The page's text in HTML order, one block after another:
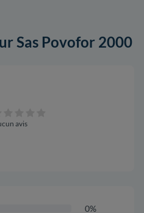
Sas Povofor 2000
avis
0%